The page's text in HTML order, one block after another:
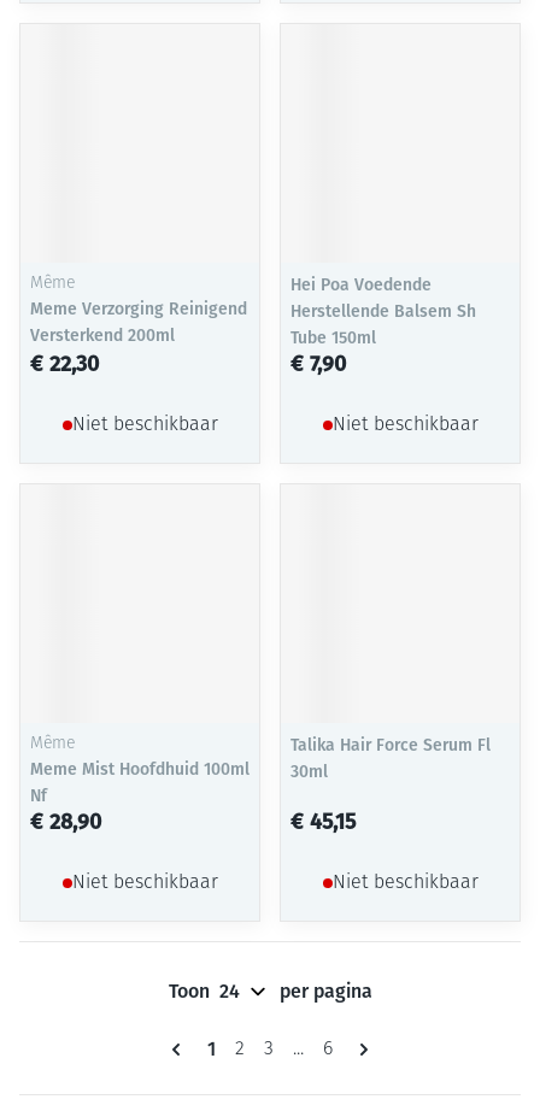
Même
Meme Verzorging Reinigend
Versterkend 200ml
€ 22,30
Niet beschikbaar
Hei Poa Voedende
Herstellende Balsem Sh
Tube 150ml
€ 7,90
Niet beschikbaar
Même
Meme Mist Hoofdhuid 100ml
Nf
€ 28,90
Niet beschikbaar
Talika Hair Force Serum Fl
30ml
€ 45,15
Niet beschikbaar
Pagina's
U lees momenteel pagina
1 Pagina
2 Pagina
3 ... Pagina
6
Toon per pagina